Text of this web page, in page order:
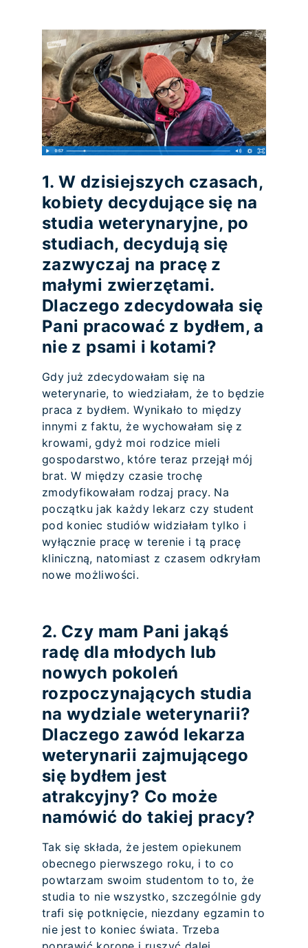
1. W dzisiejszych czasach,
kobiety decydujące się na
studia weterynaryjne, po
studiach, decydują się
zazwyczaj na pracę z
małymi zwierzętami.
Dlaczego zdecydowała się
Pani pracować z bydłem, a
nie z psami i kotami?
Gdy już zdecydowałam się na
weterynarie, to wiedziałam, że to będzie
praca z bydłem. Wynikało to między
innymi z faktu, że wychowałam się z
krowami, gdyż moi rodzice mieli
gospodarstwo, które teraz przejął mój
brat. W między czasie trochę
zmodyfikowałam rodzaj pracy. Na
początku jak każdy lekarz czy student
pod koniec studiów widziałam tylko i
wyłącznie pracę w terenie i tą pracę
kliniczną, natomiast z czasem odkryłam
nowe możliwości.
2. Czy mam Pani jakąś
radę dla młodych lub
nowych pokoleń
rozpoczynających studia
na wydziale weterynarii?
Dlaczego zawód lekarza
weterynarii zajmującego
się bydłem jest
atrakcyjny? Co może
namówić do takiej pracy?
Tak się składa, że jestem opiekunem
obecnego pierwszego roku, i to co
powtarzam swoim studentom to to, że
studia to nie wszystko, szczególnie gdy
trafi się potknięcie, niezdany egzamin to
nie jest to koniec świata. Trzeba